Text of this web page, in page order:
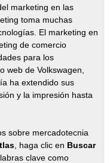
marketing en las
toma muchas
El marketing en
de comercio
para los
web de Volkswagen,
ha extendido sus
y la impresión hasta
sobre mercadotecnia
, haga clic en Buscar
clave como